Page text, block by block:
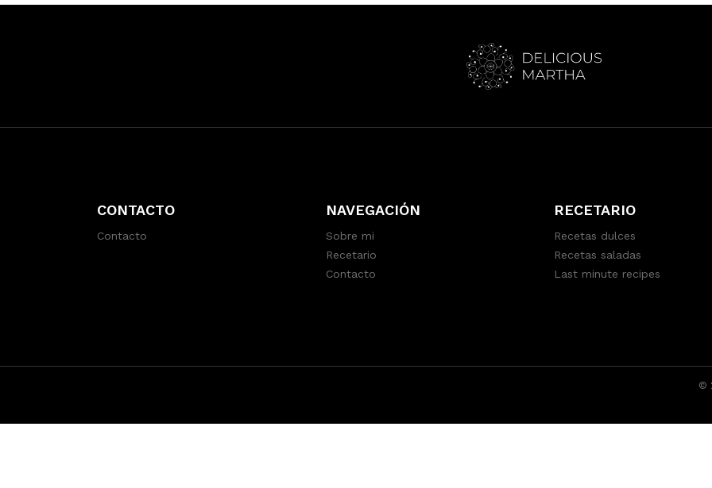
CONTACTO
Contacto
NAVEGACIÓN
Sobre mi
Recetario
Contacto
RECETARIO
Recetas dulces
Recetas saladas
Last minute recipes
©